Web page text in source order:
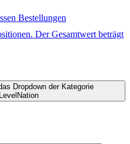
Bestellungen
Der Gesamtwert beträgt
Dropdown der Kategorie